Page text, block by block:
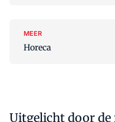
MEER
Horeca
Uitgelicht door de